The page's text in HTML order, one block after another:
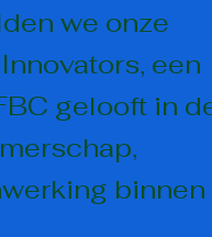
we onze
een
gelooft in
binnen